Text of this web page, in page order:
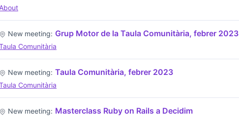
About
New meeting: Grup Motor de la Taula Comunitària, febrer 2023
Comunitària
New meeting: Taula Comunitària, febrer 2023
Comunitària
New meeting: Masterclass Ruby on Rails a Decidim